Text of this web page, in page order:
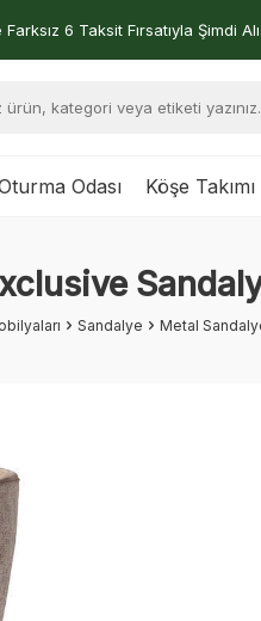
6 Taksit Fırsatıyla Şimdi
Odası Köşe Takımı
Sandalye Metal